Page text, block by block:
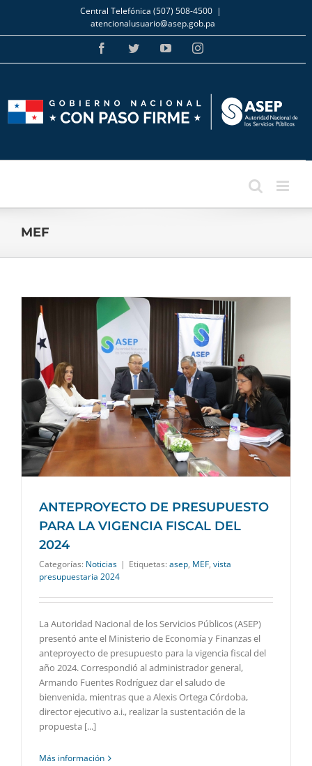
Skip
to
content
Central Telefónica (507) 508-4500 |
atencionalusuario@asep.gob.pa
FacebookTwitterYouTubeInstagram
MEF
ANTEPROYECTO DE PRESUPUESTO
PARA LA VIGENCIA FISCAL DEL
2024
Categorías: Noticias | Etiquetas: asep, MEF, vista
presupuestaria 2024
La Autoridad Nacional de los Servicios Públicos (ASEP)
presentó ante el Ministerio de Economía y Finanzas el
anteproyecto de presupuesto para la vigencia fiscal del
año 2024. Correspondió al administrador general,
Armando Fuentes Rodríguez dar el saludo de
bienvenida, mientras que a Alexis Ortega Córdoba,
director ejecutivo a.i., realizar la sustentación de la
propuesta [...]
Más información